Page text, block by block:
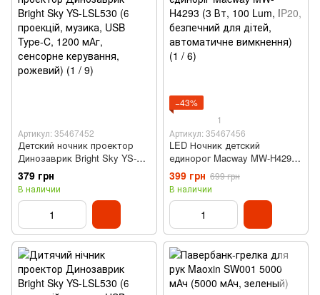
Артикул: 35467452
Детский ночник проектор
Динозаврик Bright Sky YS-
LSL530 (6 проекций, музыка,
USB Type-C, 1200 мАч,
сенсорное управления,
голубой)
379 грн
В наличии
−43%
1
Артикул: 35467456
LED Ночник детский
единорог Macway MW-H4293
(3 Вт, 100 Lum, IP20,
безопасный для детей,
автоматическое
отключение)
399 грн 699 грн
В наличии